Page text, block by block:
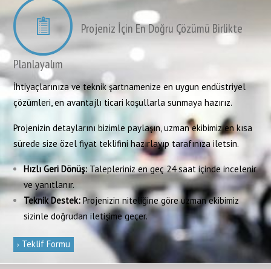
Projeniz İçin En Doğru Çözümü Birlikte
Planlayalım
İhtiyaçlarınıza ve teknik şartnamenize en uygun endüstriyel
çözümleri, en avantajlı ticari koşullarla sunmaya hazırız.
Projenizin detaylarını bizimle paylaşın, uzman ekibimiz en kısa
sürede size özel fiyat teklifini hazırlayıp tarafınıza iletsin.
Hızlı Geri Dönüş: Talepleriniz en geç 24 saat içinde incelenir
ve yanıtlanır.
Teknik Destek: Projenizin niteliğine göre uzman ekibimiz
sizinle doğrudan iletişime geçer.
Teklif Formu